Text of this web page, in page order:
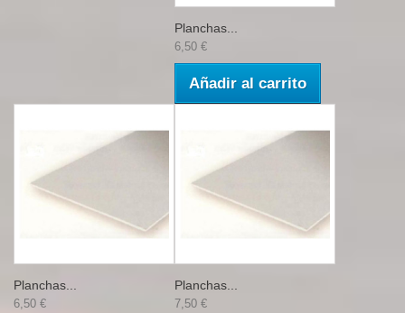
Planchas...
6,50 €
Añadir al carrito
Planchas...
6,50 €
Planchas...
7,50 €